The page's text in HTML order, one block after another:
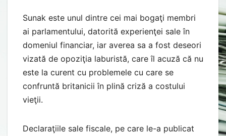
Sunak este unul dintre cei mai bogaţi membri
ai parlamentului, datorită experienţei sale în
domeniul financiar, iar averea sa a fost deseori
vizată de opoziţia laburistă, care îl acuză că nu
este la curent cu problemele cu care se
confruntă britanicii în plină criză a costului
vieţii.
Declaraţiile sale fiscale, pe care le-a publicat